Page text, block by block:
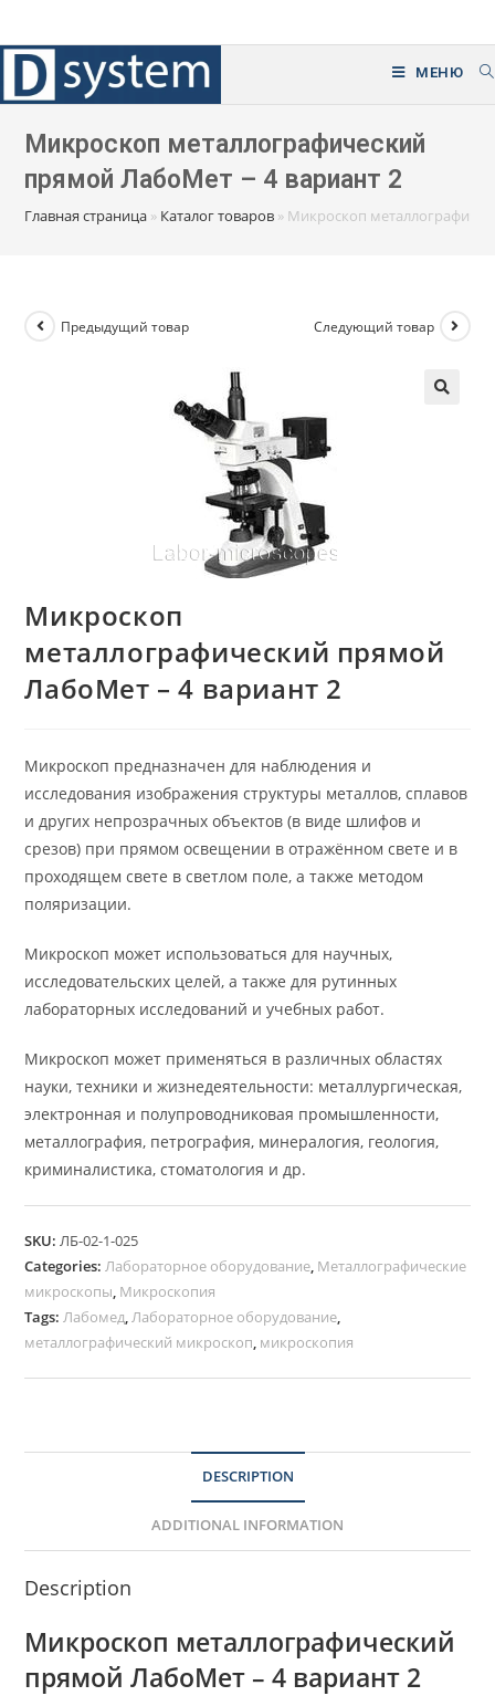
к
содержимому
МЕНЮ
Микроскоп металлографический
прямой ЛабоМет – 4 вариант 2
Главная страница » Каталог товаров » Микроскоп
Предыдущий товар Следующий товар
Микроскоп
металлографический прямой
ЛабоМет – 4 вариант 2
Микроскоп предназначен для наблюдения и
исследования изображения структуры металлов, сплавов
и других непрозрачных объектов (в виде шлифов и
срезов) при прямом освещении в отражённом свете и в
проходящем свете в светлом поле, а также методом
поляризации.
Микроскоп может использоваться для научных,
исследовательских целей, а также для рутинных
лабораторных исследований и учебных работ.
Микроскоп может применяться в различных областях
науки, техники и жизнедеятельности: металлургическая,
электронная и полупроводниковая промышленности,
металлография, петрография, минералогия, геология,
криминалистика, стоматология и др.
SKU:ЛБ-02-1-025
Categories:Лабораторное оборудование, Металлографические
микроскопы, Микроскопия
Tags:Лабомед,Лабораторное оборудование,
металлографический микроскоп, микроскопия
DESCRIPTION
ADDITIONAL INFORMATION
Description
Микроскоп металлографический
прямой ЛабоМет – 4 вариант 2